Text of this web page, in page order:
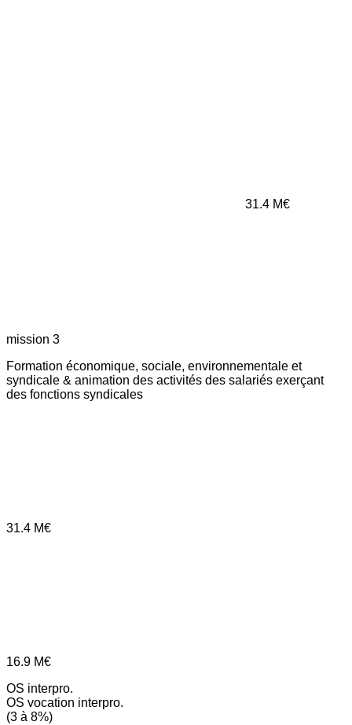
31.4 M€
mission 3
Formation économique, sociale, environnementale et
syndicale & animation des activités des salariés exerçant
des fonctions syndicales
31.4 M€
16.9 M€
OS interpro.
OS vocation interpro.
(3 à 8%)